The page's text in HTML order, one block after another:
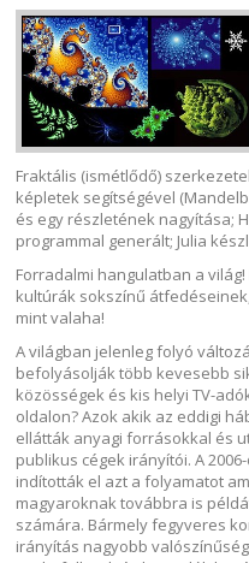
Fraktális (ismétlődő)
képletek segítségével
és egy részletének nagyítása;
programmal generált; Julia
Forradalmi hangulatban a
kultúrák sokszínű
mint valaha!
A világban jelenleg folyó
befolyásolják több kevesebb
közösségek és kis helyi TV-
oldalon? Azok akik az eddigi
ellátták anyagi forrásokkal és
publikus cégek irányítói. A
indították el azt a folyamatot
magyaroknak továbbra is
számára. Bármely fegyveres
irányítás nagyobb